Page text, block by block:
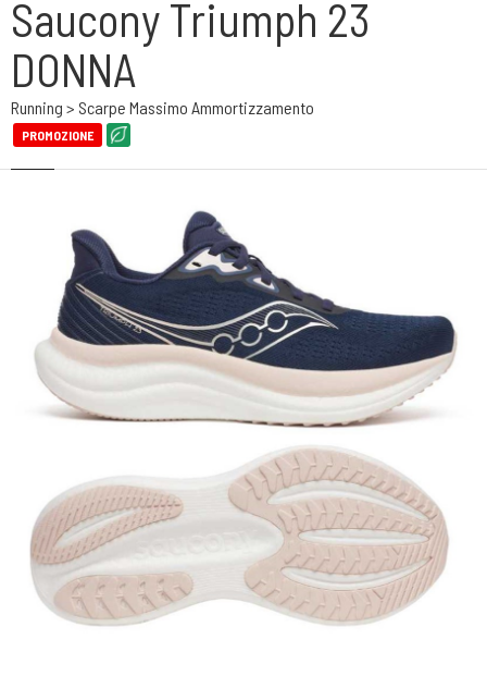
Saucony Triumph 23
DONNA
Running > Scarpe Massimo Ammortizzamento
PROMOZIONE